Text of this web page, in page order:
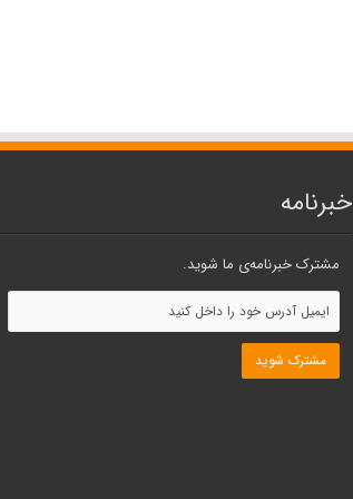
خبرنامه
مشترک خبرنامه‌ی ما شوید.